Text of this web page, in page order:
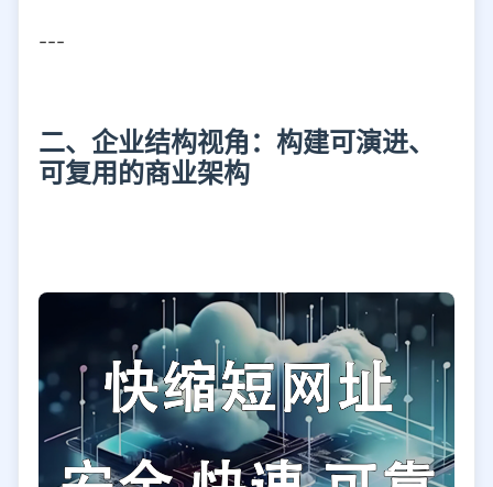
---
二、企业结构视角：构建可演进、
可复用的商业架构